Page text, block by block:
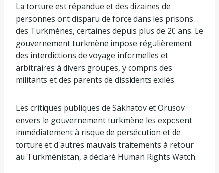
La torture est répandue et des dizaines de
personnes ont disparu de force dans les prisons
des Turkmènes, certaines depuis plus de 20 ans. Le
gouvernement turkmène impose régulièrement
des interdictions de voyage informelles et
arbitraires à divers groupes, y compris des
militants et des parents de dissidents exilés.
Les critiques publiques de Sakhatov et Orusov
envers le gouvernement turkmène les exposent
immédiatement à risque de persécution et de
torture et d'autres mauvais traitements à retour
au Turkménistan, a déclaré Human Rights Watch.